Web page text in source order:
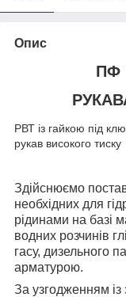
Опис
ПФ
РВТ із гайкою під
рукав високого тиску
Здійснюємо
необхідних для
рідинами на базі
водних розчинів
гасу, дизельного
арматурою.
За узгодженням